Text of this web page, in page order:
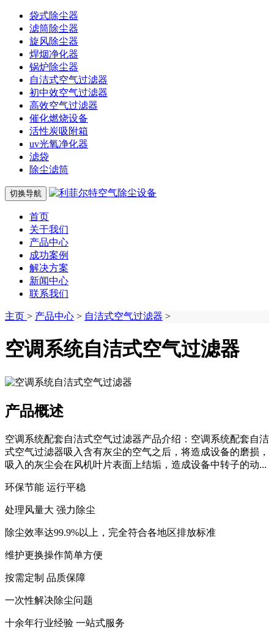
袋式除尘器
滤筒除尘器
旋风除尘器
焊烟净化器
锅炉除尘器
自洁式空气过滤器
初中效空气过滤器
高效空气过滤器
催化燃烧设备
活性炭吸附箱
uv光氧净化器
滤袋
除尘滤筒
切换导航
首页
关于我们
产品中心
成功案例
解决方案
新闻中心
联系我们
主页 > 产品中心 > 自洁式空气过滤器 >
空调系统自洁式空气过滤器
产品概述
空调系统配套自洁式空气过滤器产品介绍：空调系统配套自洁
式空气过滤器吸入含有灰尘的空气之后，将造成设备的磨损，
吸入的灰尘会在风机叶片表面上结垢，造成设备中转子的动...
环保节能 运行平稳
处理风量大 强力除尘
除尘效率达99.9%以上，完全符合各地区排放标准
维护更换操作简单方便
按需定制 品质保障
一次性解决除尘问题
十余年行业经验 一站式服务